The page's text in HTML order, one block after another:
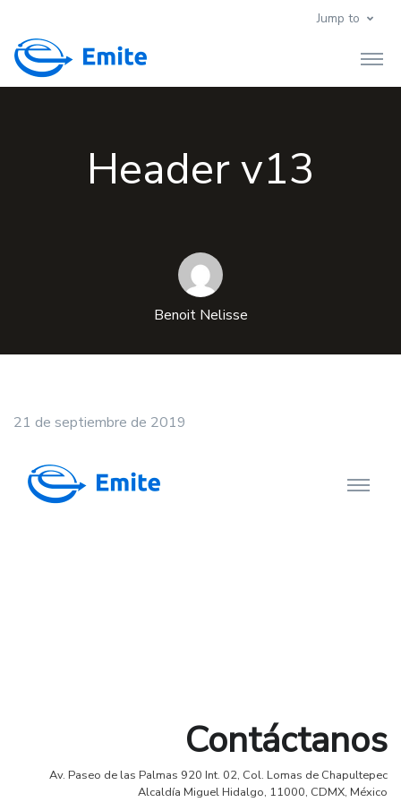
Jump to
Header v13
Benoit Nelisse
21 de septiembre de 2019
Contáctanos
Av. Paseo de las Palmas 920 Int. 02, Col. Lomas de Chapultepec
Alcaldía Miguel Hidalgo, 11000, CDMX, México